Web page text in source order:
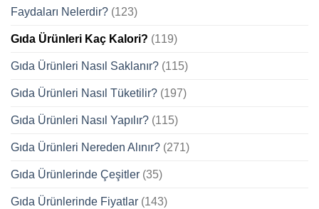
Faydaları Nelerdir? (123)
Gıda Ürünleri Kaç Kalori? (119)
Gıda Ürünleri Nasıl Saklanır? (115)
Gıda Ürünleri Nasıl Tüketilir? (197)
Gıda Ürünleri Nasıl Yapılır? (115)
Gıda Ürünleri Nereden Alınır? (271)
Gıda Ürünlerinde Çeşitler (35)
Gıda Ürünlerinde Fiyatlar (143)